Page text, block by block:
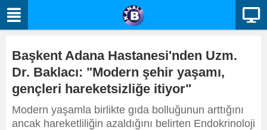
Başkent Adana Hastanesi'nden Uzm.
Dr. Baklacı: "Modern şehir yaşamı,
gençleri hareketsizliğe itiyor"
Modern yaşamla birlikte gıda bolluğunun arttığını
ancak hareketliliğin azaldığını belirten Endokrinoloji